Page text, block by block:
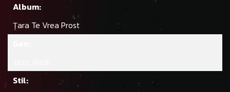
Album:
Țara Te Vrea Prost
Stil: